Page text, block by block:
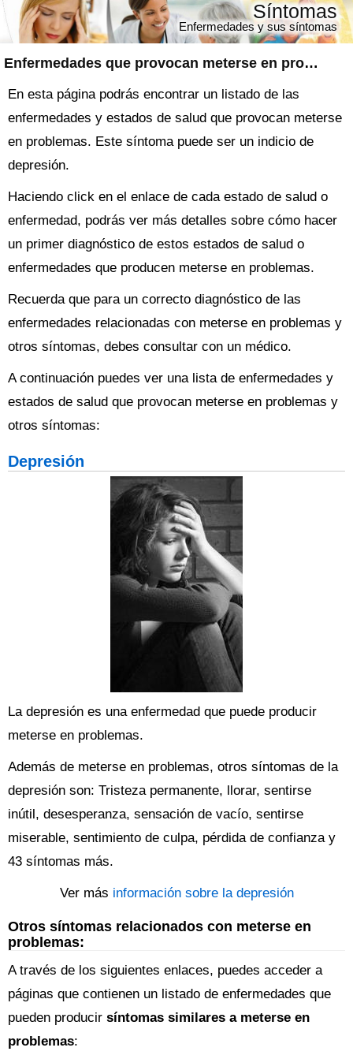
Enfermedades que provocan meterse en problemas
Síntomas
Enfermedades y sus síntomas
En esta página podrás encontrar un listado de las
enfermedades y estados de salud que provocan meterse
en problemas. Este síntoma puede ser un indicio de
depresión.
Haciendo click en el enlace de cada estado de salud o
enfermedad, podrás ver más detalles sobre cómo hacer
un primer diagnóstico de estos estados de salud o
enfermedades que producen meterse en problemas.
Recuerda que para un correcto diagnóstico de las
enfermedades relacionadas con meterse en problemas y
otros síntomas, debes consultar con un médico.
A continuación puedes ver una lista de enfermedades y
estados de salud que provocan meterse en problemas y
otros síntomas:
Depresión
La depresión es una enfermedad que puede producir
meterse en problemas.
Además de meterse en problemas, otros síntomas de la
depresión son: Tristeza permanente, llorar, sentirse
inútil, desesperanza, sensación de vacío, sentirse
miserable, sentimiento de culpa, pérdida de confianza y
43 síntomas más.
Ver más información sobre la depresión
Otros síntomas relacionados con meterse en
problemas:
A través de los siguientes enlaces, puedes acceder a
páginas que contienen un listado de enfermedades que
pueden producir síntomas similares a meterse en
problemas: